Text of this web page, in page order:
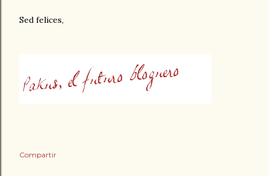
Sed felices,
Compartir